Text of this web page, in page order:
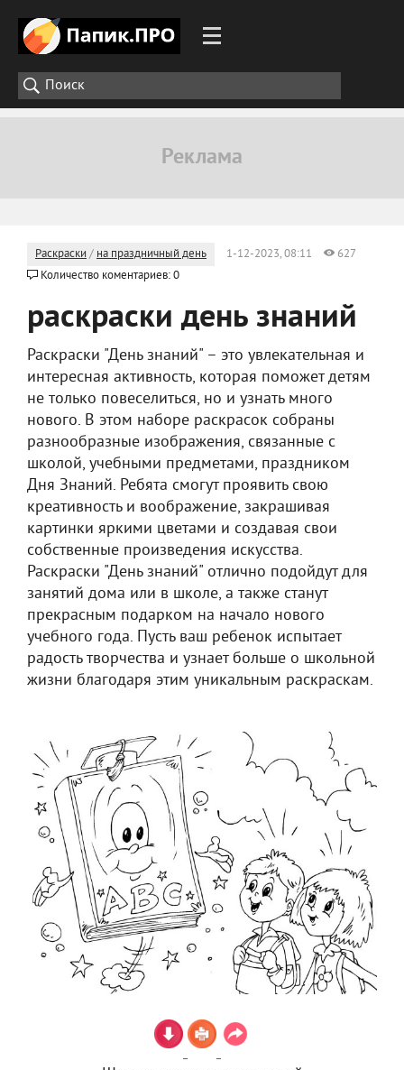
Раскраски / на праздничный день 1-12-2023, 08:11
627
Количество коментариев: 0
раскраски день знаний
Раскраски "День знаний" – это увлекательная и
интересная активность, которая поможет детям
не только повеселиться, но и узнать много
нового. В этом наборе раскрасок собраны
разнообразные изображения, связанные с
школой, учебными предметами, праздником
Дня Знаний. Ребята смогут проявить свою
креативность и воображение, закрашивая
картинки яркими цветами и создавая свои
собственные произведения искусства.
Раскраски "День знаний" отлично подойдут для
занятий дома или в школе, а также станут
прекрасным подарком на начало нового
учебного года. Пусть ваш ребенок испытает
радость творчества и узнает больше о школьной
жизни благодаря этим уникальным раскраскам.